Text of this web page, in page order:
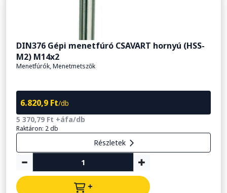
DIN376 Gépi menetfúró CSAVART hornyú (HSS-
M2) M14x2
Menetfúrók, Menetmetszők
6.820,9 Ft/db
5 370,79 Ft +áfa/db
Raktáron: 2 db
Részletek
+